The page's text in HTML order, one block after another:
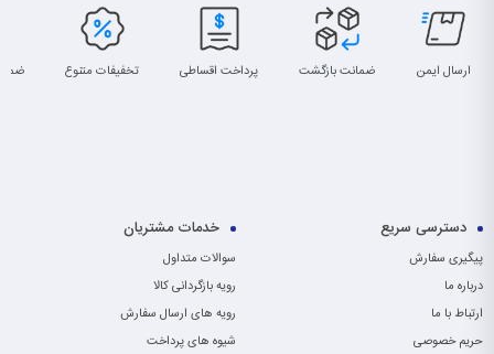
ارسال ایمن ضمانت بازگشت پرداخت اقساطی تخفیفات متنوع
دسترسی سریع
پیگیری سفارش
درباره ما
ارتباط با ما
حریم خصوصی
خدمات مشتریان
سوالات متداول
رویه بازگردانی کالا
رویه های ارسال سفارش
شیوه های پرداخت